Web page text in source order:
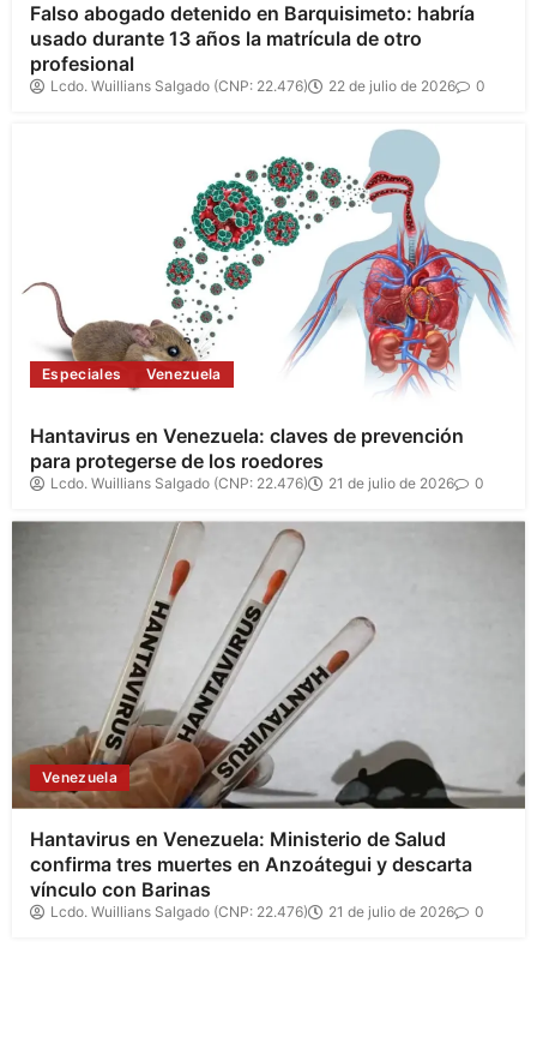
Falso abogado detenido en Barquisimeto: habría
usado durante 13 años la matrícula de otro
profesional
Lcdo. Wuillians Salgado (CNP: 22.476) 22 de julio de 2026 0
Especiales Venezuela
Hantavirus en Venezuela: claves de prevención
para protegerse de los roedores
Lcdo. Wuillians Salgado (CNP: 22.476) 21 de julio de 2026 0
Venezuela
Hantavirus en Venezuela: Ministerio de Salud
confirma tres muertes en Anzoátegui y descarta
vínculo con Barinas
Lcdo. Wuillians Salgado (CNP: 22.476) 21 de julio de 2026 0